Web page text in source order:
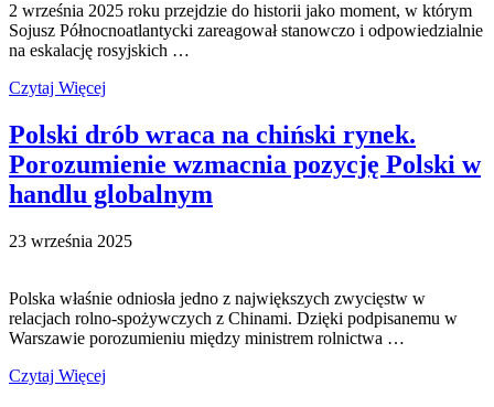
2 września 2025 roku przejdzie do historii jako moment, w którym
Sojusz Północnoatlantycki zareagował stanowczo i odpowiedzialnie
na eskalację rosyjskich …
Czytaj Więcej
Polski drób wraca na chiński rynek.
Porozumienie wzmacnia pozycję Polski w
handlu globalnym
23 września 2025
Polska właśnie odniosła jedno z największych zwycięstw w
relacjach rolno-spożywczych z Chinami. Dzięki podpisanemu w
Warszawie porozumieniu między ministrem rolnictwa …
Czytaj Więcej